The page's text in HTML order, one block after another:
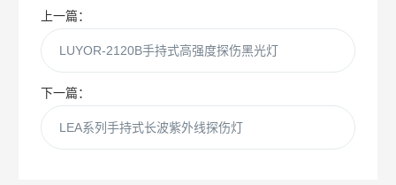
上一篇：
LUYOR-2120B手持式高强度探伤黑光灯
下一篇：
LEA系列手持式长波紫外线探伤灯